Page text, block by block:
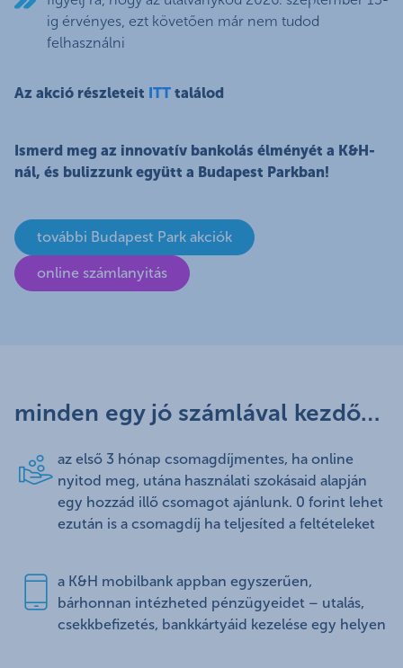
ig érvényes, ezt követően már nem tudod
felhasználni
Az akció részleteit ITT találod
Ismerd meg az innovatív bankolás élményét a K&H-
nál, és bulizzunk együtt a Budapest Parkban!
további Budapest Park akciók
online számlanyitás
minden egy jó számlával kezdődik!
az első 3 hónap csomagdíjmentes, ha online
nyitod meg, utána használati szokásaid alapján
egy hozzád illő csomagot ajánlunk. 0 forint lehet
ezután is a csomagdíj ha teljesíted a feltételeket
a K&H mobilbank appban egyszerűen,
bárhonnan intézheted pénzügyeidet – utalás,
csekkbefizetés, bankkártyáid kezelése egy helyen